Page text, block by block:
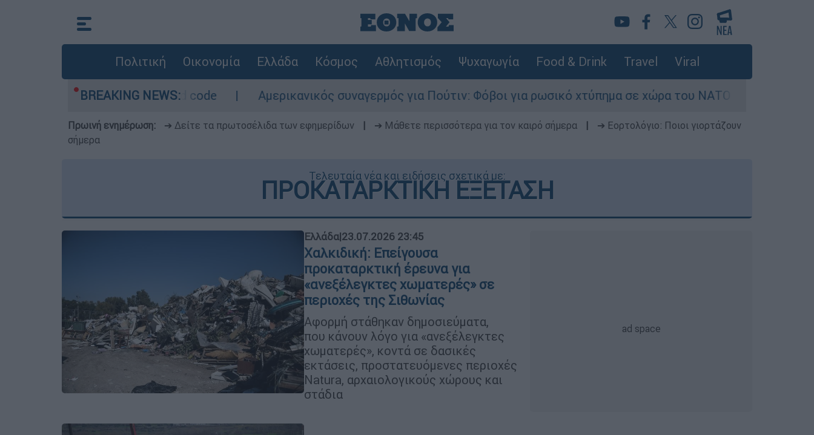
Πολιτική Οικονομία Ελλάδα Κόσμος Αθλητισμός Ψυχαγωγία Food & Drink Travel Viral
BREAKING NEWS:
σε red code Αμερικανικός συναγερμός για Πούτιν: Φόβοι για ρωσικό χτύπημα σε χώρα του ΝΑΤΟ - Τα βασικά σενάρια έως το
Πρωινή ενημέρωση: ➔ Δείτε τα πρωτοσέλιδα των εφημερίδων ➔ Μάθετε περισσότερα για τον καιρό σήμερα
➔ Εορτολόγιο: Ποιοι γιορτάζουν
σήμερα
Τελευταία νέα και ειδήσεις σχετικά με:
ΠΡΟΚΑΤΑΡΚΤΙΚΗ ΕΞΕΤΑΣΗ
Ελλάδα|23.07.2026 23:45
Χαλκιδική: Επείγουσα
προκαταρκτική έρευνα για
«ανεξέλεγκτες χωματερές» σε
περιοχές της Σιθωνίας
Αφορμή στάθηκαν δημοσιεύματα,
που κάνουν λόγο για «ανεξέλεγκτες
χωματερές», κοντά σε δασικές
εκτάσεις, προστατευόμενες περιοχές
Natura, αρχαιολογικούς χώρους και
στάδια